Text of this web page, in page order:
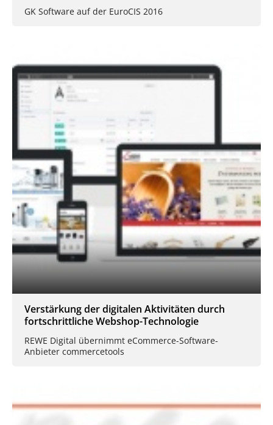
GK Software auf der EuroCIS 2016
Verstärkung der digitalen Aktivitäten durch
fortschrittliche Webshop-Technologie
REWE Digital übernimmt eCommerce-Software-
Anbieter commercetools